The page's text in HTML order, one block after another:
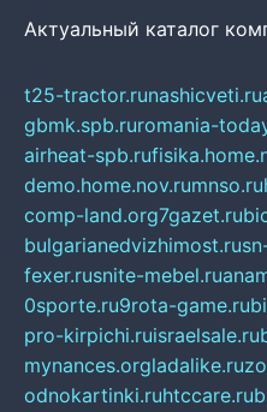
Актуальный каталог
t25-tractor.runashicveti.ru
gbmk.spb.ruromania-
airheat-spb.ru
demo.home.nov.rumnso.ru
comp-land.org7gazet.ru
bulgarianedvizhimost.ru
fexer.rusnite-mebel.ru
0sporte.ru9rota-game.ru
pro-kirpichi.ruisraelsale.ru
mynances.orgladalike.ru
odnokartinki.ruhtccare.ru